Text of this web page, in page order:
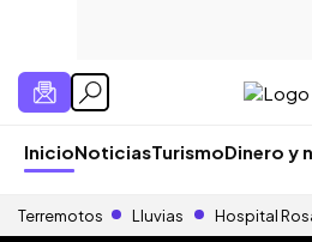
InicioNoticiasTurismoDinero y
Terremotos Lluvias Hospital